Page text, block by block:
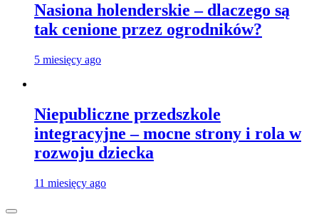
Nasiona holenderskie – dlaczego są
tak cenione przez ogrodników?
5 miesięcy ago
Niepubliczne przedszkole
integracyjne – mocne strony i rola w
rozwoju dziecka
11 miesięcy ago